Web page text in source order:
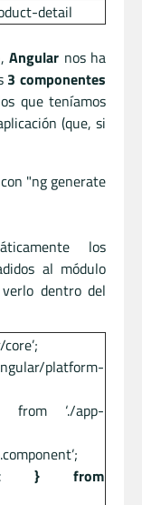
detail
Angular nos ha
3 componentes
que teníamos
(que, si
los
al módulo
dentro del
platform-
from ‘./app-
} from